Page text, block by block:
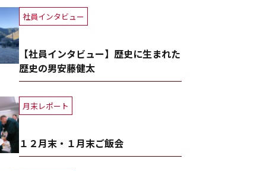
社員インタビュー
【社員インタビュー】歴史に生まれた
歴史の男安藤健太
月末レポート
１２月末・１月末ご飯会